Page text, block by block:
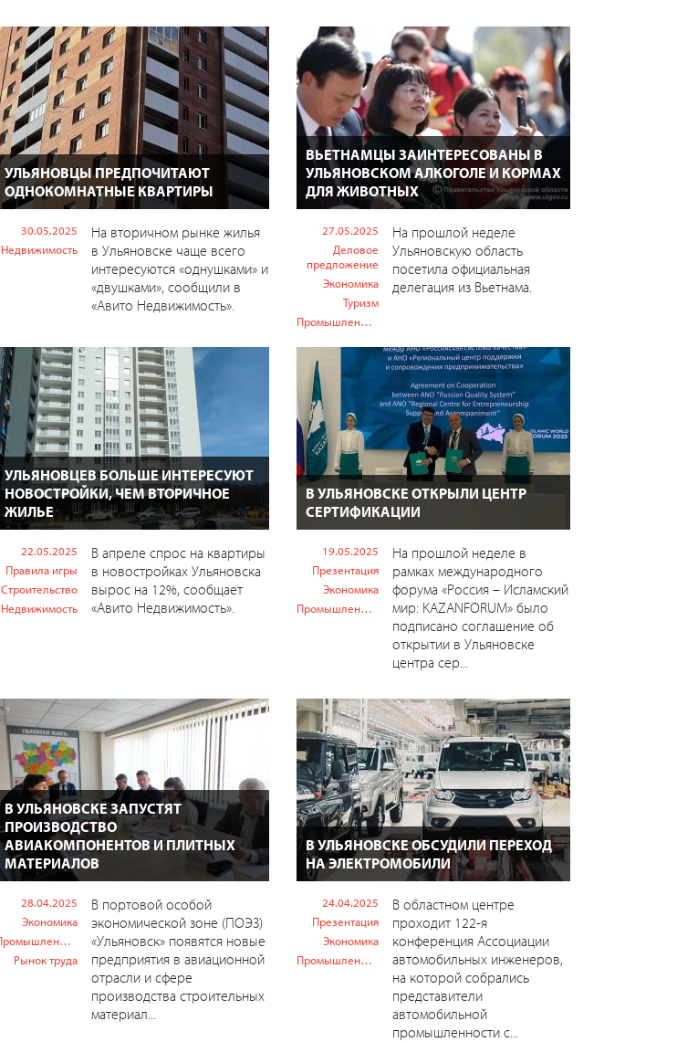
УЛЬЯНОВЦЫ ПРЕДПОЧИТАЮТ
ОДНОКОМНАТНЫЕ КВАРТИРЫ
30.05.2025
Недвижимость
На вторичном рынке жилья
в Ульяновске чаще всего
интересуются «однушками» и
«двушками», сообщили в
«Авито Недвижимость».
ВЬЕТНАМЦЫ ЗАИНТЕРЕСОВАНЫ В
УЛЬЯНОВСКОМ АЛКОГОЛЕ И КОРМАХ
ДЛЯ ЖИВОТНЫХ
27.05.2025
Деловое
предложение
Экономика
Туризм
Промышленность
На прошлой неделе
Ульяновскую область
посетила официальная
делегация из Вьетнама.
УЛЬЯНОВЦЕВ БОЛЬШЕ ИНТЕРЕСУЮТ
НОВОСТРОЙКИ, ЧЕМ ВТОРИЧНОЕ
ЖИЛЬЕ
22.05.2025
Правила игры
Строительство
Недвижимость
В апреле спрос на квартиры
в новостройках Ульяновска
вырос на 12%, сообщает
«Авито Недвижимость».
В УЛЬЯНОВСКЕ ОТКРЫЛИ ЦЕНТР
СЕРТИФИКАЦИИ
19.05.2025
Презентация
Экономика
Промышленность
На прошлой неделе в
рамках международного
форума «Россия – Исламский
мир: KAZANFORUM» было
подписано соглашение об
открытии в Ульяновске
центра сер...
В УЛЬЯНОВСКЕ ЗАПУСТЯТ
ПРОИЗВОДСТВО
АВИАКОМПОНЕНТОВ И ПЛИТНЫХ
МАТЕРИАЛОВ
28.04.2025
Экономика
Промышленность
Рынок труда
В портовой особой
экономической зоне (ПОЭЗ)
«Ульяновск» появятся новые
предприятия в авиационной
отрасли и сфере
производства строительных
материал...
В УЛЬЯНОВСКЕ ОБСУДИЛИ ПЕРЕХОД
НА ЭЛЕКТРОМОБИЛИ
24.04.2025
Презентация
Экономика
Промышленность
В областном центре
проходит 122-я
конференция Ассоциации
автомобильных инженеров,
на которой собрались
представители
автомобильной
промышленности с...